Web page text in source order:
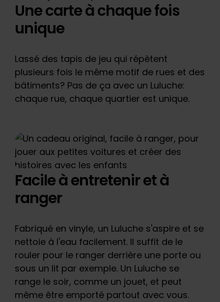
Une carte à chaque fois
unique
Lassé des tapis de jeu qui répètent
plusieurs fois le même motif de rues et des
bâtiments? Pas de ça avec un Luluche:
chaque rue, chaque quartier est unique.
Facile à entretenir et à
ranger
Fabriqué en vinyle, un Luluche s'aspire et se
nettoie à l'eau facilement. Il suffit de le
rouler pour le ranger derrière une porte ou
sous un lit par exemple. Un Luluche se
range le soir, comme un jouet, et peut
même être emporté partout avec vous.